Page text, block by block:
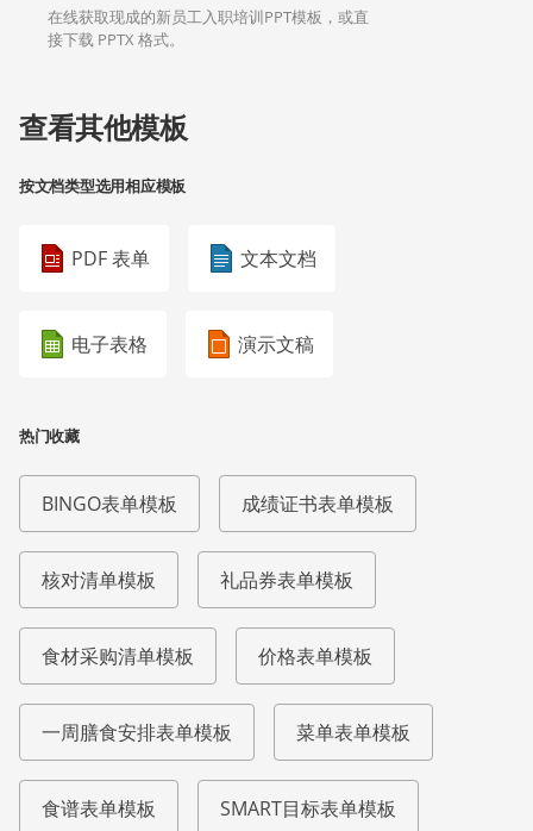
在线获取现成的新员工入职培训PPT模板，或直
接下载 PPTX 格式。
查看其他模板
按文档类型选用相应模板
PDF 表单 文本文档
电子表格 演示文稿
热门收藏
BINGO表单模板 成绩证书表单模板
核对清单模板 礼品券表单模板
食材采购清单模板 价格表单模板
一周膳食安排表单模板 菜单表单模板
食谱表单模板 SMART目标表单模板